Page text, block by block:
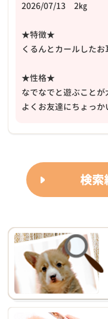
2026/07/13 2㎏
★特徴★
くるんとカールした
★性格★
なでなでと遊ぶこと
よくお友達にちょっ
検索